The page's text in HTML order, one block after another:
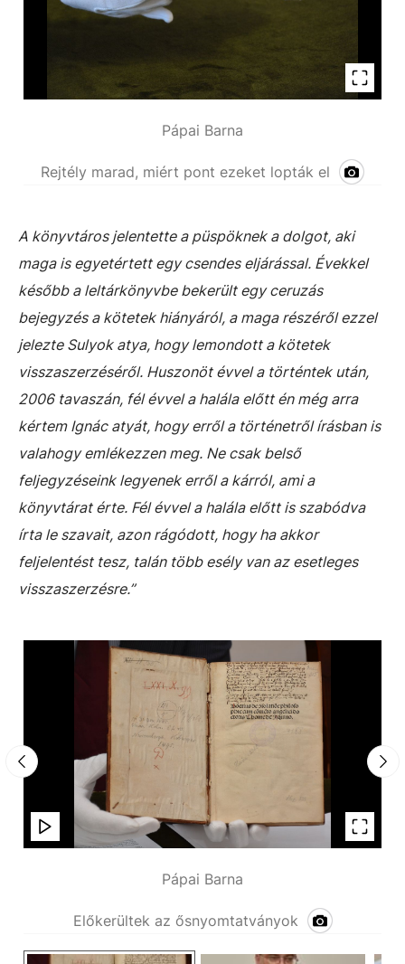
Pápai Barna
Rejtély marad, miért pont ezeket lopták el
A könyvtáros jelentette a püspöknek a dolgot, aki
maga is egyetértett egy csendes eljárással. Évekkel
később a leltárkönyvbe bekerült egy ceruzás
bejegyzés a kötetek hiányáról, a maga részéről ezzel
jelezte Sulyok atya, hogy lemondott a kötetek
visszaszerzéséről. Huszonöt évvel a történtek után,
2006 tavaszán, fél évvel a halála előtt én még arra
kértem Ignác atyát, hogy erről a történetről írásban is
valahogy emlékezzen meg. Ne csak belső
feljegyzéseink legyenek erről a kárról, ami a
könyvtárat érte. Fél évvel a halála előtt is szabódva
írta le szavait, azon rágódott, hogy ha akkor
feljelentést tesz, talán több esély van az esetleges
visszaszerzésre.”
Pápai Barna
Előkerültek az ősnyomtatványok